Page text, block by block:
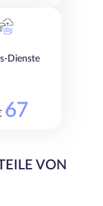
Dienste
67
VON